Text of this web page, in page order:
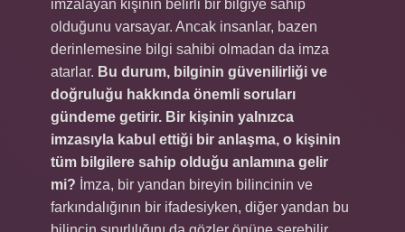
imzalayan kişinin belirli bir bilgiye sahip
olduğunu varsayar. Ancak insanlar, bazen
derinlemesine bilgi sahibi olmadan da imza
atarlar. Bu durum, bilginin güvenilirliği ve
doğruluğu hakkında önemli soruları
gündeme getirir. Bir kişinin yalnızca
imzasıyla kabul ettiği bir anlaşma, o kişinin
tüm bilgilere sahip olduğu anlamına gelir
mi? İmza, bir yandan bireyin bilincinin ve
farkındalığının bir ifadesiyken, diğer yandan bu